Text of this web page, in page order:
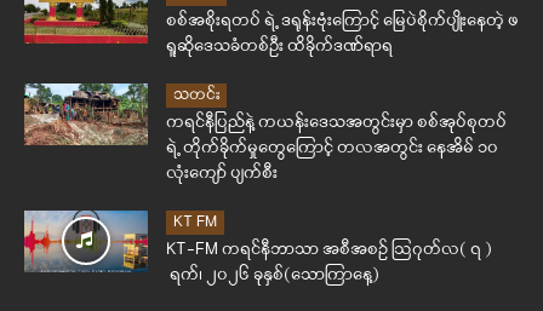
စစ်အစိုးရတပ် ရဲ့ ဒရုန်းဗုံးကြောင့် မြေပဲစိုက်ပျိုးနေတဲ့ ဖ
ရူဆိုဒေသခံတစ်ဦး ထိခိုက်ဒဏ်ရာရ
သတင်း
ကရင်နီပြည်နဲ့ ကယန်းဒေသအတွင်းမှာ စစ်အုပ်စုတပ်
ရဲ့ တိုက်ခိုက်မှုတွေကြောင့် တလအတွင်း နေအိမ် ၁၀
လုံးကျော် ပျက်စီး
KT FM
KT-FM ကရင်နီဘာသာ အစီအစဉ် ဩဂုတ်လ( ၇ )
ရက်၊ ၂၀၂၆ ခုနှစ်(သောကြာနေ့)